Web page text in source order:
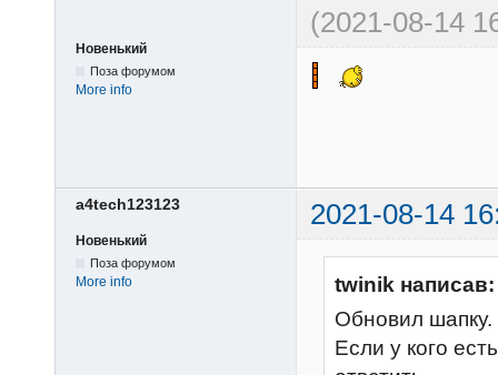
(2021-08-14
Новенький
Поза форумом
More info
a4tech123123 2021-08-14
Новенький
Поза форумом
More info
twinik написав:
Обновил шапку.
Если у кого